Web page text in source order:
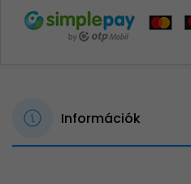
Információk